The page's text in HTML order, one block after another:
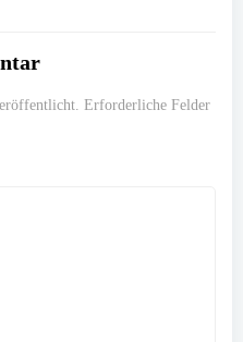
Erforderliche Felder